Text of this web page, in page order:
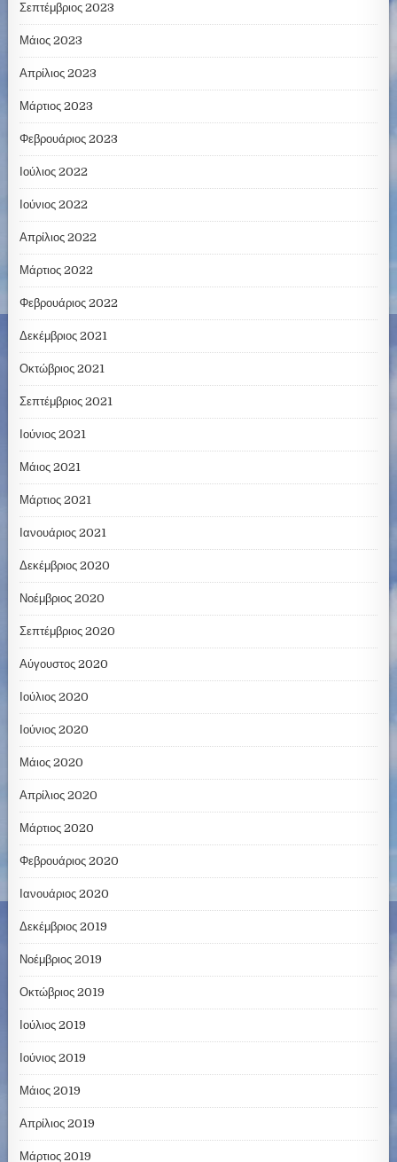
Σεπτέμβριος 2023
Μάιος 2023
Απρίλιος 2023
Μάρτιος 2023
Φεβρουάριος 2023
Ιούλιος 2022
Ιούνιος 2022
Απρίλιος 2022
Μάρτιος 2022
Φεβρουάριος 2022
Δεκέμβριος 2021
Οκτώβριος 2021
Σεπτέμβριος 2021
Ιούνιος 2021
Μάιος 2021
Μάρτιος 2021
Ιανουάριος 2021
Δεκέμβριος 2020
Νοέμβριος 2020
Σεπτέμβριος 2020
Αύγουστος 2020
Ιούλιος 2020
Ιούνιος 2020
Μάιος 2020
Απρίλιος 2020
Μάρτιος 2020
Φεβρουάριος 2020
Ιανουάριος 2020
Δεκέμβριος 2019
Νοέμβριος 2019
Οκτώβριος 2019
Ιούλιος 2019
Ιούνιος 2019
Μάιος 2019
Απρίλιος 2019
Μάρτιος 2019